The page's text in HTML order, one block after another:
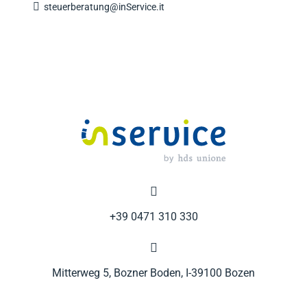
 steuerberatung@inService.it

+39 0471 310 330

Mitterweg 5, Bozner Boden, I-39100 Bozen